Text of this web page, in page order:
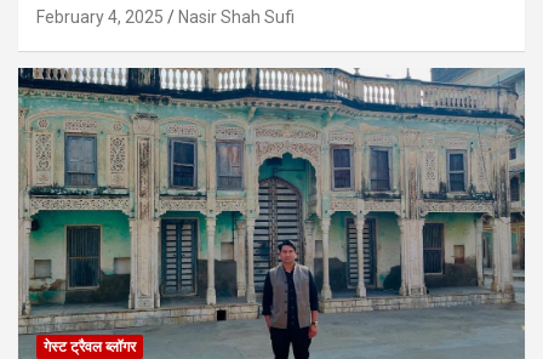
February 4, 2025 Nasir Shah Sufi
गेस्ट ट्रैवल ब्लॉगर